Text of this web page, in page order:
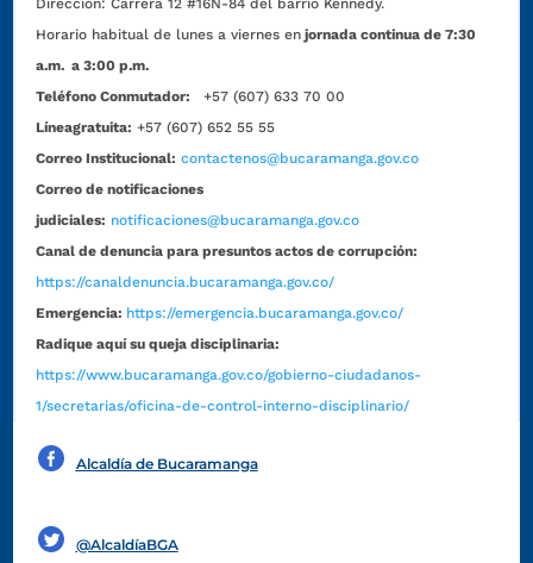
Horario habitual de lunes a viernes en jornada continua de 7:30
a.m. a 3:00 p.m.
Teléfono Conmutador:
+57 (607) 633 70 00
Líneagratuita: +57 (607) 652 55 55
Correo Institucional: contactenos@bucaramanga.gov.co
Correo de notificaciones
judiciales: notificaciones@bucaramanga.gov.co
Canal de denuncia para presuntos actos de corrupción:
https://canaldenuncia.bucaramanga.gov.co/
Emergencia: https://emergencia.bucaramanga.gov.co/
Radique aquí su queja disciplinaria:
https://www.bucaramanga.gov.co/gobierno-ciudadanos-
1/secretarias/oficina-de-control-interno-disciplinario/
Alcaldía de Bucaramanga
@AlcaldíaBGA